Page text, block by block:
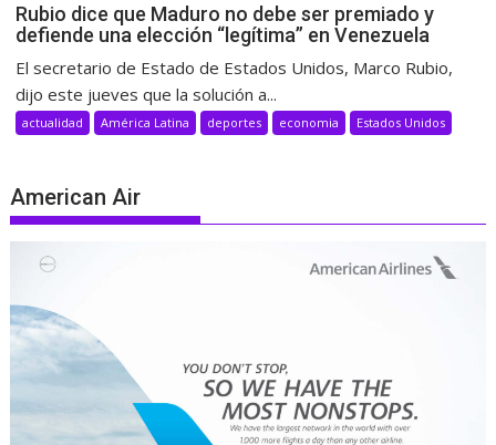
Rubio dice que Maduro no debe ser premiado y
defiende una elección “legítima” en Venezuela
El secretario de Estado de Estados Unidos, Marco Rubio,
dijo este jueves que la solución a...
actualidad América Latina deportes economia Estados Unidos
American Air